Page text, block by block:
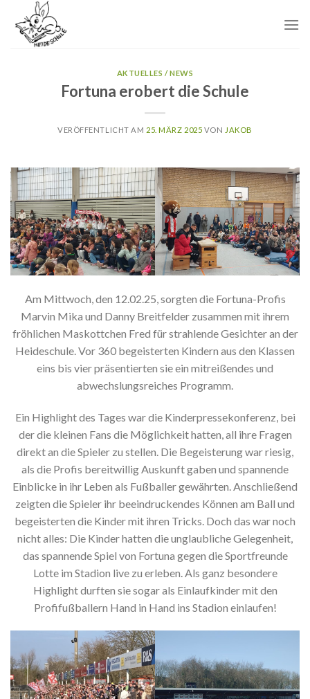
content
AKTUELLES / NEWS
Fortuna erobert die Schule
VERÖFFENTLICHT AM 25. MÄRZ 2025 VON JAKOB
Am Mittwoch, den 12.02.25, sorgten die Fortuna-Profis
Marvin Mika und Danny Breitfelder zusammen mit ihrem
fröhlichen Maskottchen Fred für strahlende Gesichter an der
Heideschule. Vor 360 begeisterten Kindern aus den Klassen
eins bis vier präsentierten sie ein mitreißendes und
abwechslungsreiches Programm.
Ein Highlight des Tages war die Kinderpressekonferenz, bei
der die kleinen Fans die Möglichkeit hatten, all ihre Fragen
direkt an die Spieler zu stellen. Die Begeisterung war riesig,
als die Profis bereitwillig Auskunft gaben und spannende
Einblicke in ihr Leben als Fußballer gewährten. Anschließend
zeigten die Spieler ihr beeindruckendes Können am Ball und
begeisterten die Kinder mit ihren Tricks. Doch das war noch
nicht alles: Die Kinder hatten die unglaubliche Gelegenheit,
das spannende Spiel von Fortuna gegen die Sportfreunde
Lotte im Stadion live zu erleben. Als ganz besondere
Highlight durften sie sogar als Einlaufkinder mit den
Profifußballern Hand in Hand ins Stadion einlaufen!